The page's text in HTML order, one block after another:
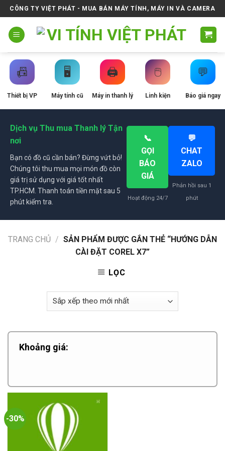
Skip
to
content
CÔNG TY VIỆT PHÁT - MUA BÁN MÁY TÍNH, MÁY IN VÀ CAMERA
📠
Thiết bị VP
🖥️
Máy tính cũ
🖨️
Máy in thanh lý
🖱️
Linh kiện
💬
Báo giá ngay
Dịch vụ Thu mua Thanh lý Tận
nơi
Bạn có đồ cũ cần bán? Đừng vứt bỏ!
Chúng tôi thu mua mọi món đồ còn
giá trị sử dụng với giá tốt nhất
TP.HCM. Thanh toán tiền mặt sau 5
phút kiểm tra.
📞
GỌI
BÁO
GIÁ
Hoạt động 24/7
💬
CHAT
ZALO
Phản hồi sau 1
phút
TRANG CHỦ / SẢN PHẨM ĐƯỢC GẮN THẺ “HƯỚNG DẪN
CÀI ĐẶT COREL X7”
LỌC
Khoảng giá:
-30%